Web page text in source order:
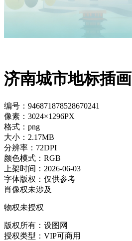
济南城市地标插画
编号：946871878528670241
像素：3024×1296PX
格式：png
大小：2.17MB
分辨率：72DPI
颜色模式：RGB
上架时间：2026-06-03
字体版权：仅供参考
肖像权未涉及
物权未授权
版权所有：设图网
授权类型：VIP可商用